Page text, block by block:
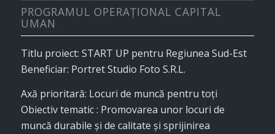
PROGRAMUL OPERAȚIONAL CAPITAL
UMAN
Titlu proiect: START UP pentru Regiunea Sud-Est
Beneficiar: Portret Studio Foto S.R.L.
Axă prioritară: Locuri de muncă pentru toţi
Obiectiv tematic : Promovarea unor locuri de
muncă durabile și de calitate și sprijinirea